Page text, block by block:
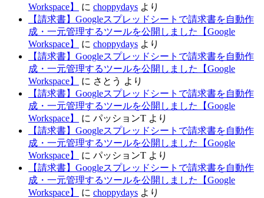
Workspace】
に choppydays より
【請求書】Googleスプレッドシートで請求書を自動作
成・一元管理するツールを公開しました【Google
Workspace】
に choppydays より
【請求書】Googleスプレッドシートで請求書を自動作
成・一元管理するツールを公開しました【Google
Workspace】
に さとう より
【請求書】Googleスプレッドシートで請求書を自動作
成・一元管理するツールを公開しました【Google
Workspace】
に パッションT より
【請求書】Googleスプレッドシートで請求書を自動作
成・一元管理するツールを公開しました【Google
Workspace】
に パッションT より
【請求書】Googleスプレッドシートで請求書を自動作
成・一元管理するツールを公開しました【Google
Workspace】
に choppydays より